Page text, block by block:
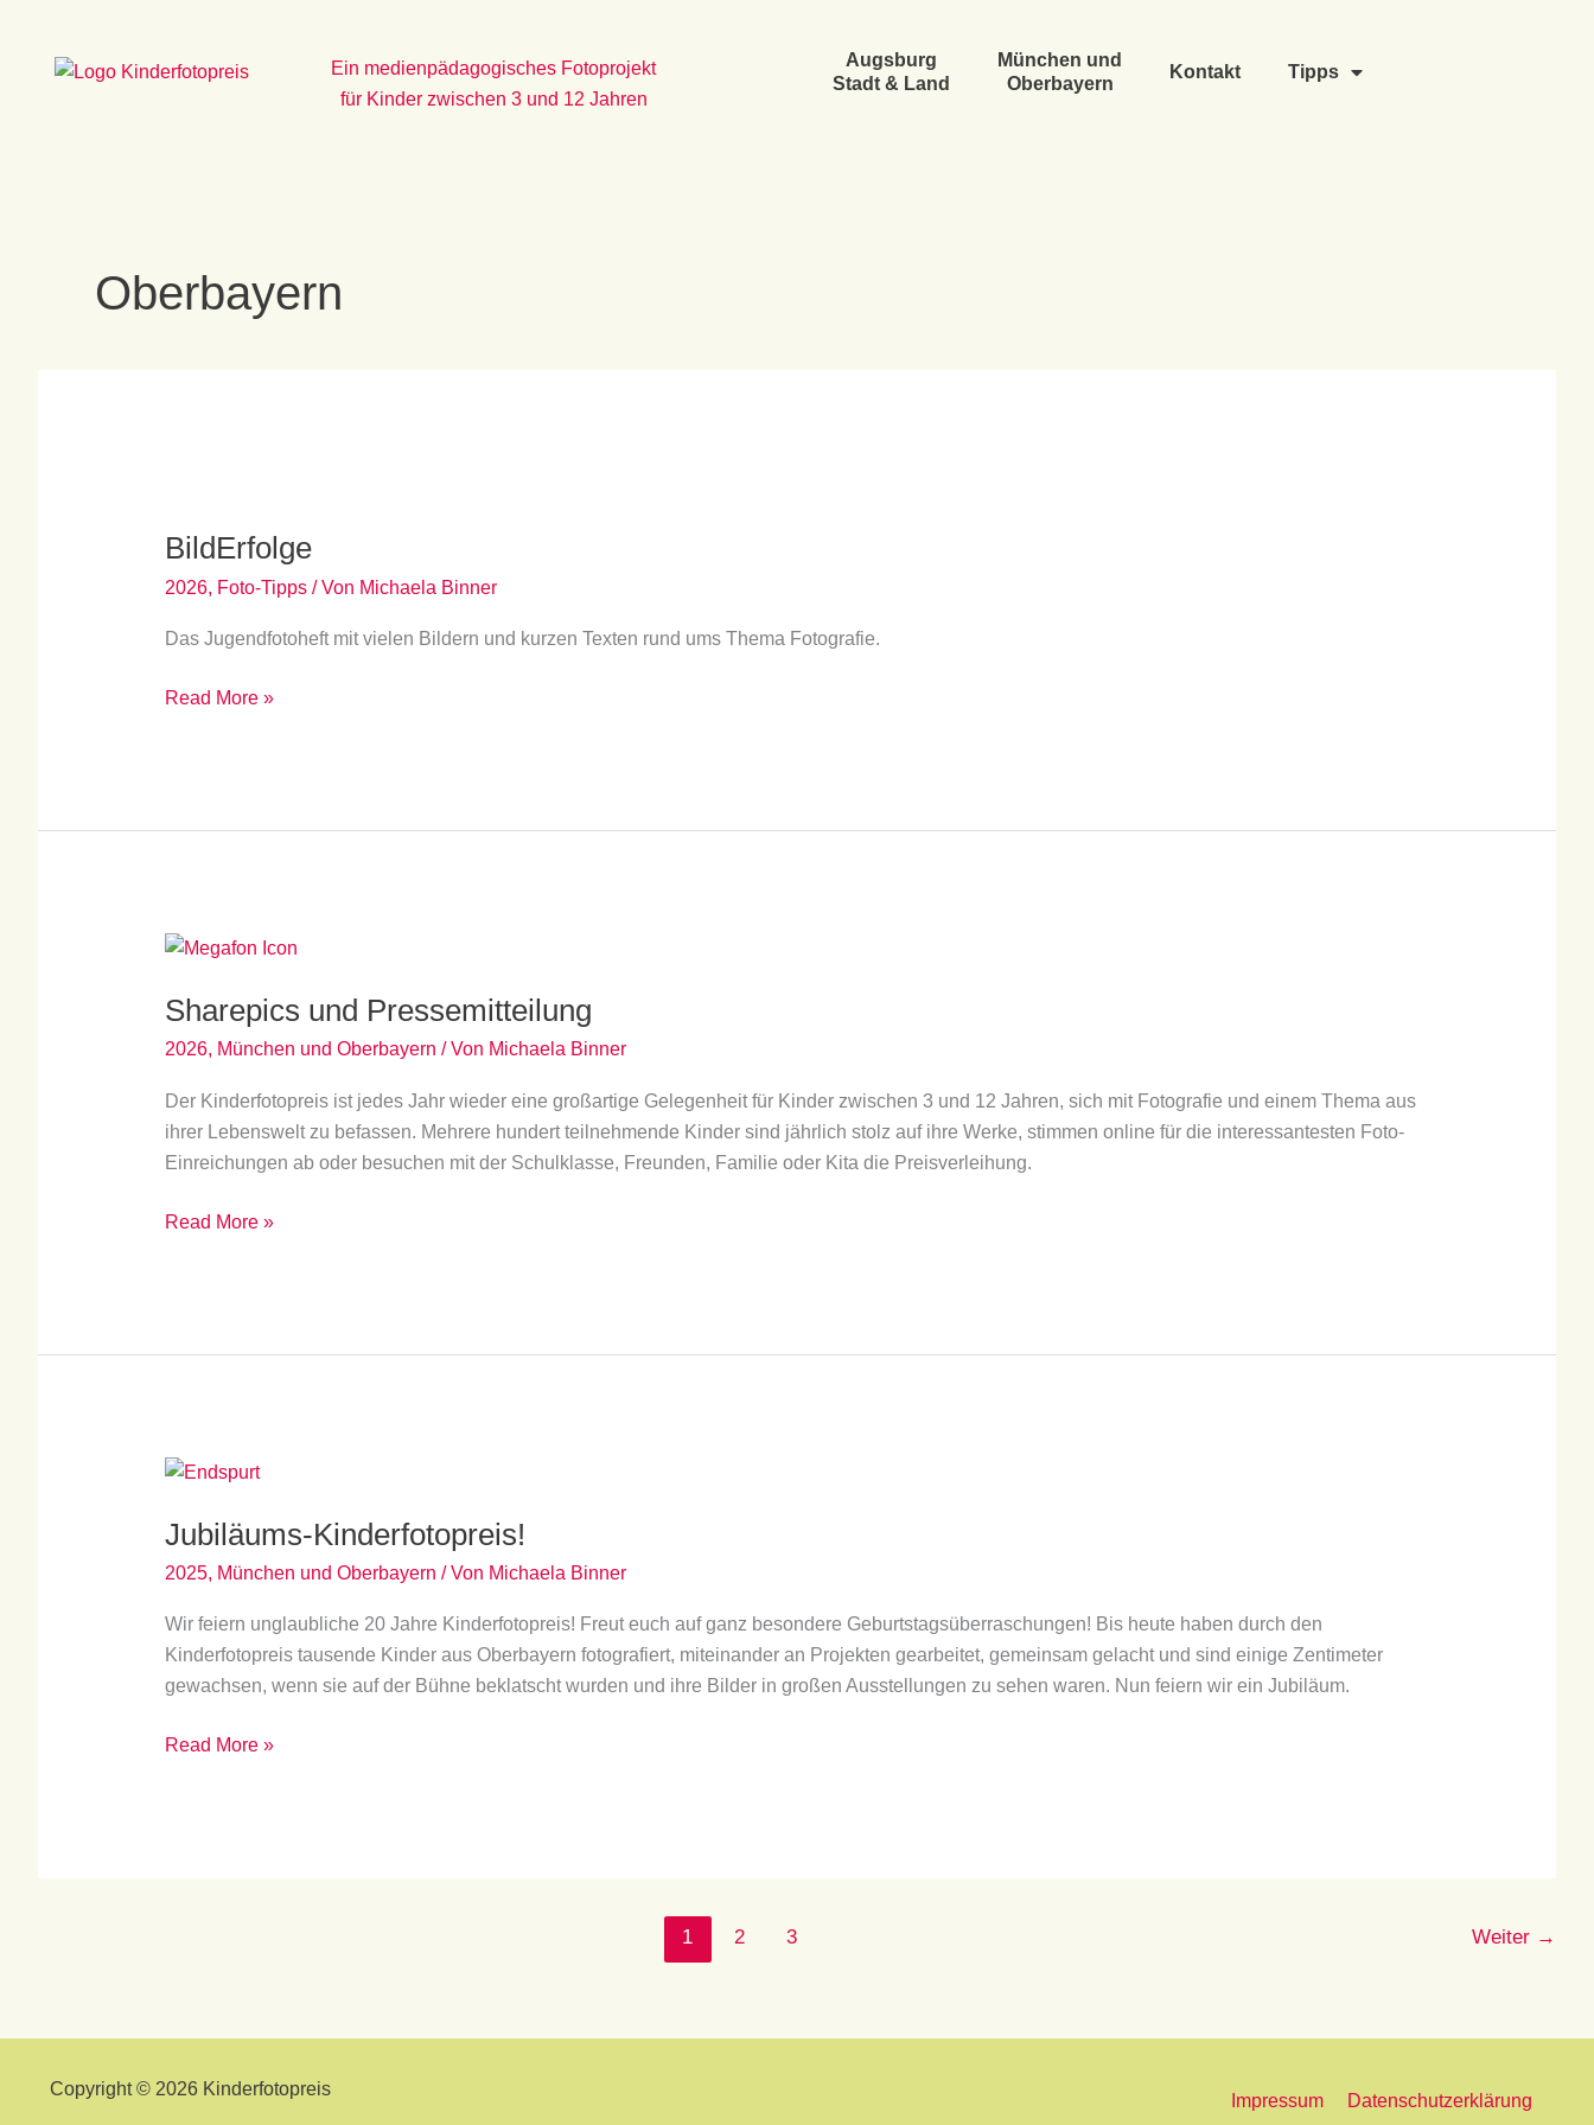
springen
Ein medienpädagogisches Fotoprojekt
für Kinder zwischen 3 und 12 Jahren
Augsburg
Stadt & Land
München und
Oberbayern
Kontakt Tipps
Oberbayern
BildErfolge
2026, Foto-Tipps/ Von Michaela Binner
Das Jugendfotoheft mit vielen Bildern und kurzen Texten rund ums Thema Fotografie.
Read More »
Sharepics und Pressemitteilung
2026, München und Oberbayern / Von Michaela Binner
Der Kinderfotopreis ist jedes Jahr wieder eine großartige Gelegenheit für Kinder zwischen 3 und 12 Jahren, sich mit Fotografie und einem Thema aus
ihrer Lebenswelt zu befassen. Mehrere hundert teilnehmende Kinder sind jährlich stolz auf ihre Werke, stimmen online für die interessantesten Foto-
Einreichungen ab oder besuchen mit der Schulklasse, Freunden, Familie oder Kita die Preisverleihung.
Sharepics
Pressemitteilung
Read More »
Jubiläums-Kinderfotopreis!
2025, München und Oberbayern / Von Michaela Binner
Wir feiern unglaubliche 20 Jahre Kinderfotopreis! Freut euch auf ganz besondere Geburtstagsüberraschungen! Bis heute haben durch den
Kinderfotopreis tausende Kinder aus Oberbayern fotografiert, miteinander an Projekten gearbeitet, gemeinsam gelacht und sind einige Zentimeter
gewachsen, wenn sie auf der Bühne beklatscht wurden und ihre Bilder in großen Ausstellungen zu sehen waren. Nun feiern wir ein Jubiläum.
Jubiläums-
Read More »
1 2 3 Weiter →
Copyright © 2026 Kinderfotopreis
Impressum Datenschutzerklärung